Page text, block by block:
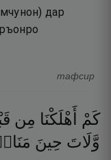
дар
тафсир
كَمْ أَهْلَكْنَا مِن
وَّلَاتَ حِينَ